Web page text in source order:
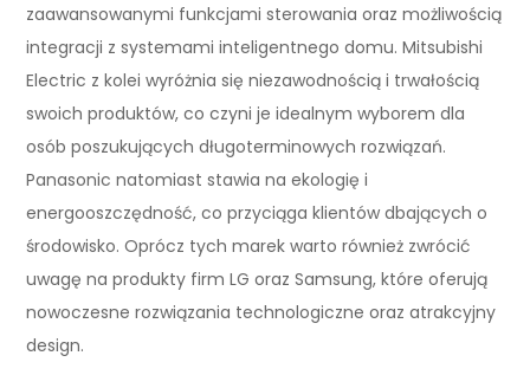
zaawansowanymi funkcjami sterowania oraz możliwością
integracji z systemami inteligentnego domu. Mitsubishi
Electric z kolei wyróżnia się niezawodnością i trwałością
swoich produktów, co czyni je idealnym wyborem dla
osób poszukujących długoterminowych rozwiązań.
Panasonic natomiast stawia na ekologię i
energooszczędność, co przyciąga klientów dbających o
środowisko. Oprócz tych marek warto również zwrócić
uwagę na produkty firm LG oraz Samsung, które oferują
nowoczesne rozwiązania technologiczne oraz atrakcyjny
design.